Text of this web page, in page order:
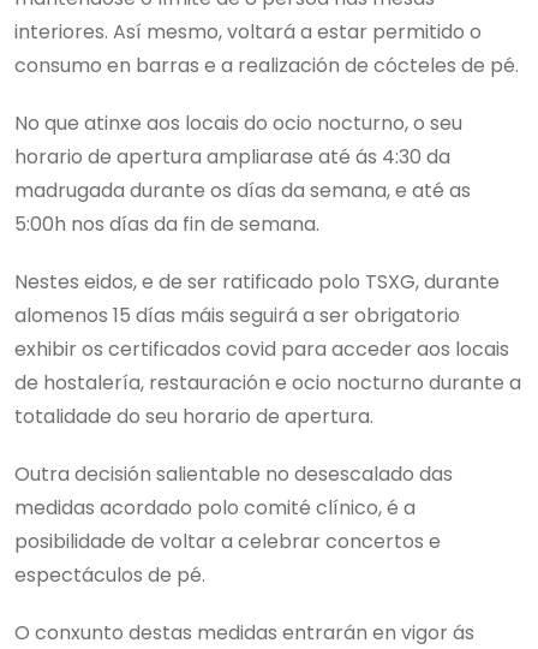
interiores. Así mesmo, voltará a estar permitido o
consumo en barras e a realización de cócteles de pé.
No que atinxe aos locais do ocio nocturno, o seu
horario de apertura ampliarase até ás 4:30 da
madrugada durante os días da semana, e até as
5:00h nos días da fin de semana.
Nestes eidos, e de ser ratificado polo TSXG, durante
alomenos 15 días máis seguirá a ser obrigatorio
exhibir os certificados covid para acceder aos locais
de hostalería, restauración e ocio nocturno durante a
totalidade do seu horario de apertura.
Outra decisión salientable no desescalado das
medidas acordado polo comité clínico, é a
posibilidade de voltar a celebrar concertos e
espectáculos de pé.
O conxunto destas medidas entrarán en vigor ás